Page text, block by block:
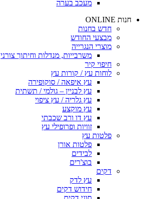
מעכב בערה
חנות ONLINE
חדש בחנות
מבצעי החודש
מוצרי הנגרייה
משרבייות, מנדלות וחיתוך צורני
חיפוי קיר
לוחות עץ / קורות עץ
עץ איפאה / סוקופירה
עץ לבניין – גולמי / תשתית
עץ גלריה / עץ ציפוי
עץ מוקצע
עץ דו ורב שכבתי
זוויות ופרופילי עץ
פלטות עץ
פלטות אורן
לבידים
בוצ'רים
דקים
עץ לדק
חידוש דקים